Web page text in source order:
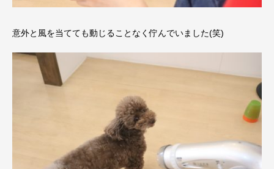
意外と風を当てても動じることなく佇んでいました(笑)